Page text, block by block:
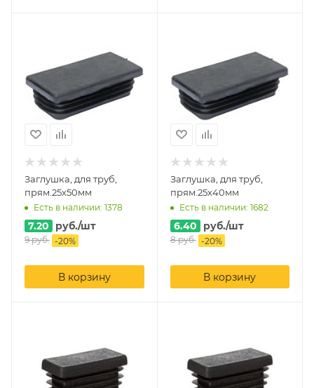
Заглушка, для труб,
прям.25х50мм
Есть в наличии: 1378
7.20 руб./шт
9руб. -20%
В корзину
Заглушка, для труб,
прям.25х40мм
Есть в наличии: 1682
6.40 руб./шт
8руб. -20%
В корзину